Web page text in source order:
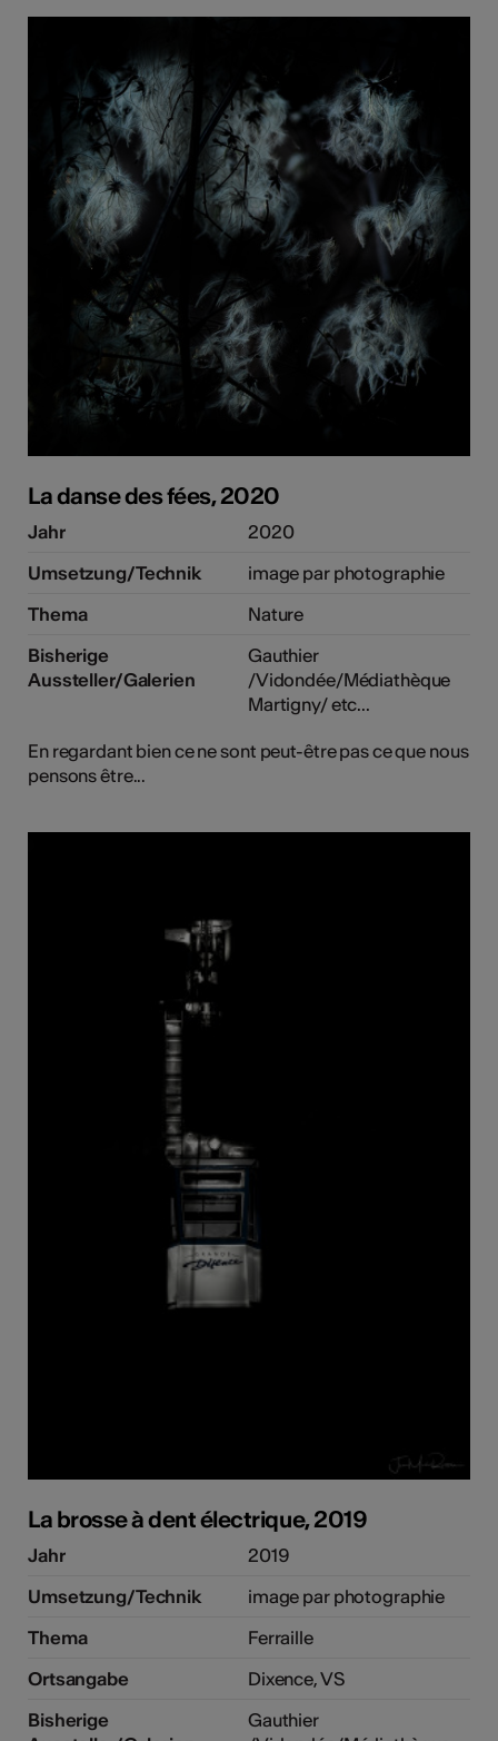
La danse des fées, 2020
Jahr
2020
Umsetzung/Technik
image par photographie
Thema
Nature
Bisherige
Aussteller/Galerien
Gauthier
/Vidondée/Médiathèque
Martigny/ etc...
En regardant bien ce ne sont peut-être pas ce que nous
pensons être...
La brosse à dent électrique, 2019
Jahr
2019
Umsetzung/Technik
image par photographie
Thema
Ferraille
Ortsangabe
Dixence, VS
Bisherige
Gauthier